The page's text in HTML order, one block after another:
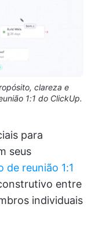
clareza e
1:1 do ClickUp.
para
seus
de reunião 1:1
entre
individuais